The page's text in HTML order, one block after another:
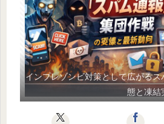
インプレゾンビ対策として広がる
態と凍結